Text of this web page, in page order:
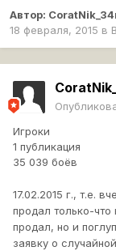
Автор:
18 февраля, 2015 в
Игроки
1 публикация
35 039 боёв
17.02.2015 г., т.е.
продал только-
продал, но и
заявку о